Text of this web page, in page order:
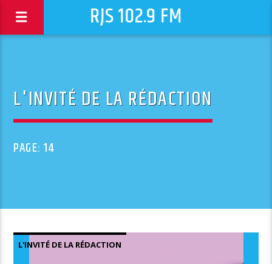
RJS 102.9 FM
L'INVITÉ DE LA RÉDACTION
PAGE: 14
L'INVITÉ DE LA RÉDACTION